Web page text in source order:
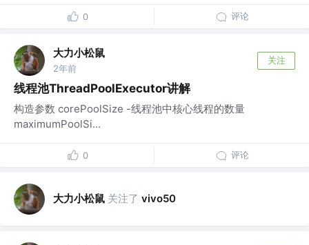
0 评论
大力小松鼠
2年前
关注
线程池ThreadPoolExecutor讲解
构造参数 corePoolSize -线程池中核心线程的数量
maximumPoolSi...
0 评论
大力小松鼠 关注了 vivo50